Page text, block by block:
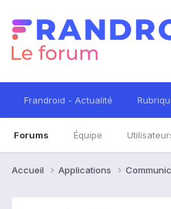
Frandroid - Actualité
Forums Équipe
Accueil Applications